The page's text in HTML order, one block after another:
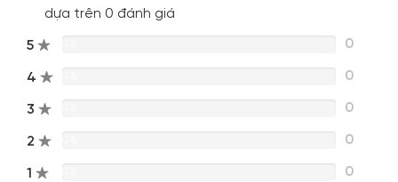
dựa trên 0 đánh giá
5 0
4 0
3 0
2 0
1 0